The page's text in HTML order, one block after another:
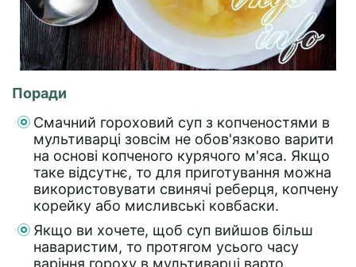
Поради
Смачний гороховий суп з копченостями в
мультиварці зовсім не обов'язково варити
на основі копченого курячого м'яса. Якщо
таке відсутнє, то для приготування можна
використовувати свинячі реберця, копчену
корейку або мисливські ковбаски.
Якщо ви хочете, щоб суп вийшов більш
наваристим, то протягом усього часу
варіння гороху в мультиварці варто